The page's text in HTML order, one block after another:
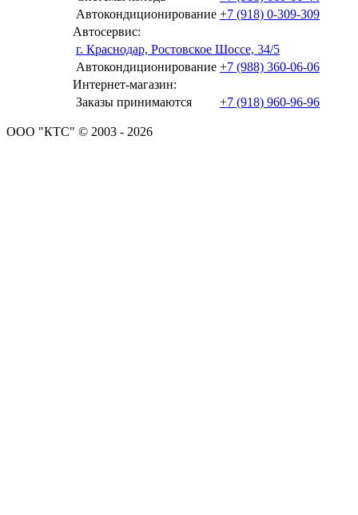
Автокондиционирование +7 (918) 0-309-309
Автосервис:
г. Краснодар, Ростовское Шоссе, 34/5
Автокондиционирование +7 (988) 360-06-06
Интернет-магазин:
Заказы принимаются
+7 (918) 960-96-96
ООО "КТС" © 2003 - 2026